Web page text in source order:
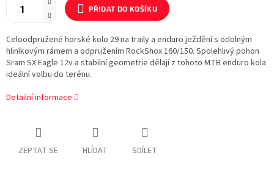
PŘIDAT DO KOŠÍKU
Celoodpružené horské kolo 29 na traily a enduro ježdění s odolným
hliníkovým rámem a odpružením RockShox 160/150. Spolehlivý pohon
Sram SX Eagle 12v a stabilní geometrie dělají z tohoto MTB enduro kola
ideální volbu do terénu.
Detailní informace
ZEPTAT SE HLÍDAT SDÍLET